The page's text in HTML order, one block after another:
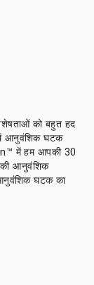
को बहुत हद
आनुवंशिक घटक
में हम आपकी 30
आनुवंशिक
घटक का